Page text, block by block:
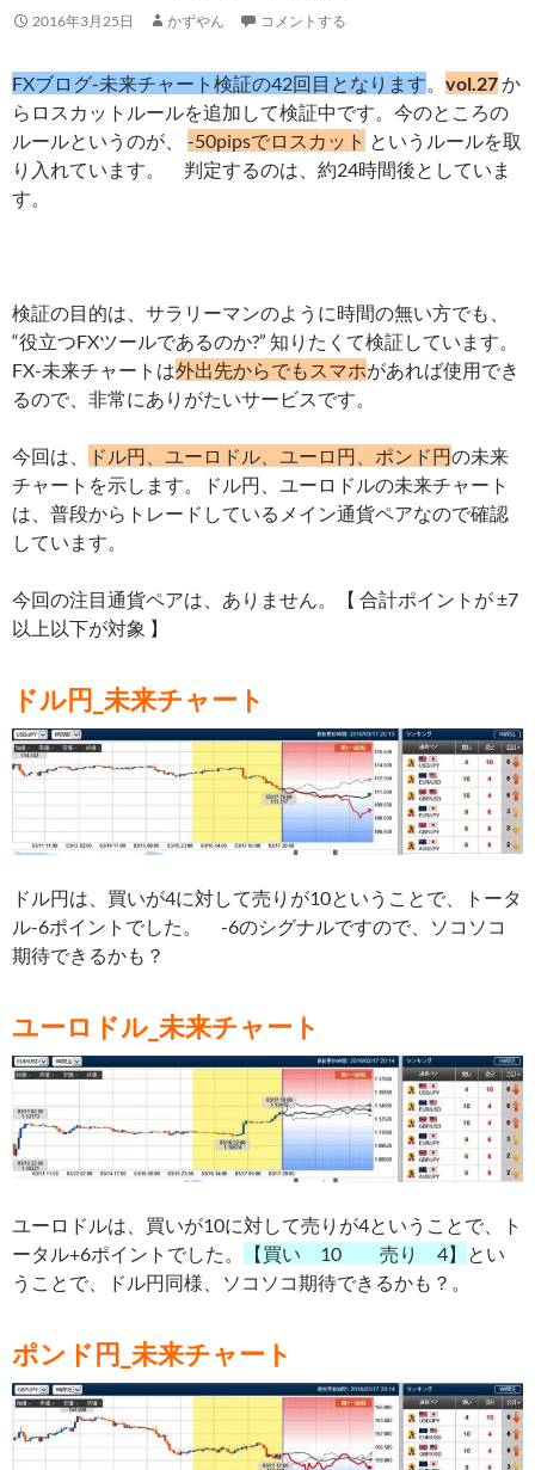
2016年3月25日 かずやん コメントする
FXブログ-未来チャート検証の42回目となります。 vol.27か
らロスカットルールを追加して検証中です。今のところの
ルールというのが、 -50pipsでロスカット というルールを取
り入れています。 判定するのは、約24時間後としていま
す。
検証の目的は、サラリーマンのように時間の無い方でも、
“役立つFXツールであるのか?” 知りたくて検証しています。
FX-未来チャートは外出先からでもスマホがあれば使用でき
るので、非常にありがたいサービスです。
今回は、 ドル円、ユーロドル、ユーロ円、ポンド円の未来
チャートを示します。ドル円、ユーロドルの未来チャート
は、普段からトレードしているメイン通貨ペアなので確認
しています。
今回の注目通貨ペアは、ありません。【 合計ポイントが ±7
以上以下が対象 】
ドル円_未来チャート
ドル円は、買いが4に対して売りが10ということで、トータ
ル-6ポイントでした。 -6のシグナルですので、ソコソコ
期待できるかも？
ユーロドル_未来チャート
ユーロドルは、買いが10に対して売りが4ということで、ト
ータル+6ポイントでした。
【買い 10 売り 4】
とい
うことで、ドル円同様、ソコソコ期待できるかも？。
ポンド円_未来チャート